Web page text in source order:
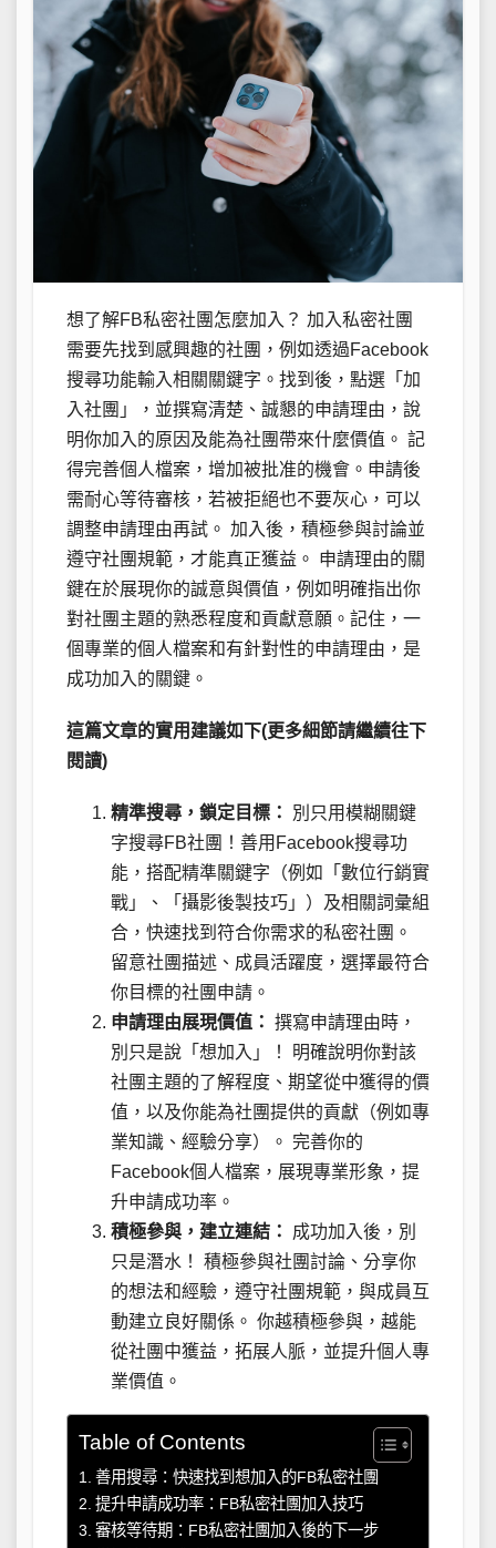
想了解FB私密社團怎麼加入？ 加入私密社團
需要先找到感興趣的社團，例如透過Facebook
搜尋功能輸入相關關鍵字。找到後，點選「加
入社團」，並撰寫清楚、誠懇的申請理由，說
明你加入的原因及能為社團帶來什麼價值。 記
得完善個人檔案，增加被批准的機會。申請後
需耐心等待審核，若被拒絕也不要灰心，可以
調整申請理由再試。 加入後，積極參與討論並
遵守社團規範，才能真正獲益。 申請理由的關
鍵在於展現你的誠意與價值，例如明確指出你
對社團主題的熟悉程度和貢獻意願。記住，一
個專業的個人檔案和有針對性的申請理由，是
成功加入的關鍵。
這篇文章的實用建議如下(更多細節請繼續往下
閱讀)
精準搜尋，鎖定目標：
別只用模糊關鍵
字搜尋FB社團！善用Facebook搜尋功
能，搭配精準關鍵字（例如「數位行銷實
戰」、「攝影後製技巧」）及相關詞彙組
合，快速找到符合你需求的私密社團。
留意社團描述、成員活躍度，選擇最符合
你目標的社團申請。
申請理由展現價值： 撰寫申請理由時，
別只是說「想加入」！ 明確說明你對該
社團主題的了解程度、期望從中獲得的價
值，以及你能為社團提供的貢獻（例如專
業知識、經驗分享）。 完善你的
Facebook個人檔案，展現專業形象，提
升申請成功率。
積極參與，建立連結：
成功加入後，別
只是潛水！ 積極參與社團討論、分享你
的想法和經驗，遵守社團規範，與成員互
動建立良好關係。 你越積極參與，越能
從社團中獲益，拓展人脈，並提升個人專
業價值。
Table of Contents
善用搜尋：快速找到想加入的FB私密社團
提升申請成功率：FB私密社團加入技巧
審核等待期：FB私密社團加入後的下一步